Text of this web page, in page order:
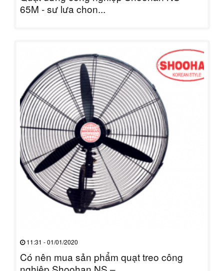
65M - sự lựa chọn...
11:31 - 01/01/2020
Có nên mua sản phẩm quạt treo công